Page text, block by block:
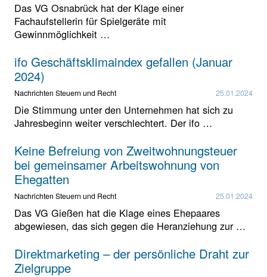
Das VG Osnabrück hat der Klage einer
Fachaufstellerin für Spielgeräte mit
Gewinnmöglichkeit …
ifo Geschäftsklimaindex gefallen (Januar
2024)
Nachrichten Steuern und Recht 25.01.2024
Die Stimmung unter den Unternehmen hat sich zu
Jahresbeginn weiter verschlechtert. Der ifo …
Keine Befreiung von Zweitwohnungsteuer
bei gemeinsamer Arbeitswohnung von
Ehegatten
Nachrichten Steuern und Recht 25.01.2024
Das VG Gießen hat die Klage eines Ehepaares
abgewiesen, das sich gegen die Heranziehung zur …
Direktmarketing – der persönliche Draht zur
Zielgruppe